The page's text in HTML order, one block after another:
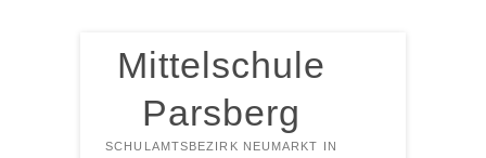
Mittelschule
Parsberg
SCHULAMTSBEZIRK NEUMARKT IN